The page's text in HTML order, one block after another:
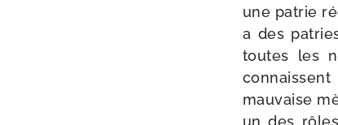
une patrie
a des
toutes les
mau­vaise
un des